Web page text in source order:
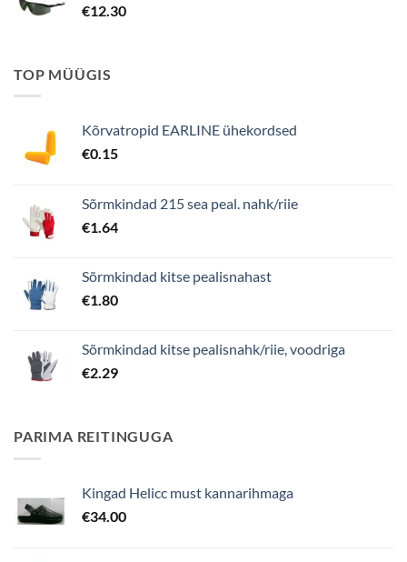
€12.30
TOP MÜÜGIS
Kõrvatropid EARLINE ühekordsed
€0.15
Sõrmkindad 215 sea peal. nahk/riie
€1.64
Sõrmkindad kitse pealisnahast
€1.80
Sõrmkindad kitse pealisnahk/riie, voodriga
€2.29
PARIMA REITINGUGA
Kingad Helicc must kannarihmaga
€34.00